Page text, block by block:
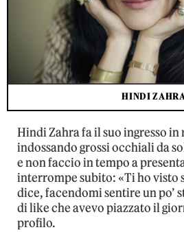
HINDI
Hindi Zahra fa il suo ingresso in
indossando grossi occhiali da
e non faccio in tempo a
interrompe subito: «Ti ho visto
dice, facendomi sentire un po’
di like che avevo piazzato il
profilo.